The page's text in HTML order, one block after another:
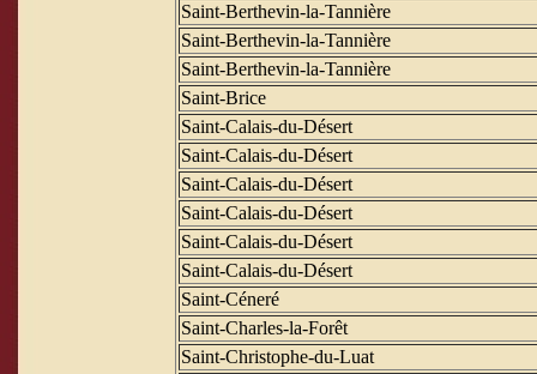
Saint-Berthevin-la-Tannière
Saint-Berthevin-la-Tannière
Saint-Berthevin-la-Tannière
Saint-Brice
Saint-Calais-du-Désert
Saint-Calais-du-Désert
Saint-Calais-du-Désert
Saint-Calais-du-Désert
Saint-Calais-du-Désert
Saint-Calais-du-Désert
Saint-Céneré
Saint-Charles-la-Forêt
Saint-Christophe-du-Luat